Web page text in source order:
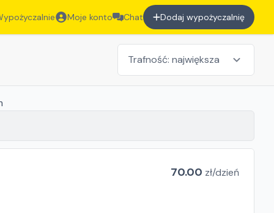
Moje konto Chat Dodaj wypożyczalnię
70.00 zł/dzień